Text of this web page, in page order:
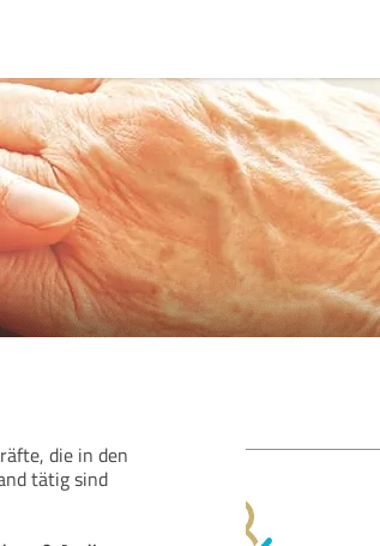
die in den
tätig sind
Bewertung